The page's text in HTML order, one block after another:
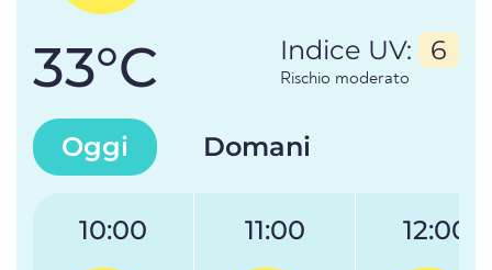
33°C Indice UV: 6
Rischio moderato
Oggi Domani
10:00 11:00 12:00